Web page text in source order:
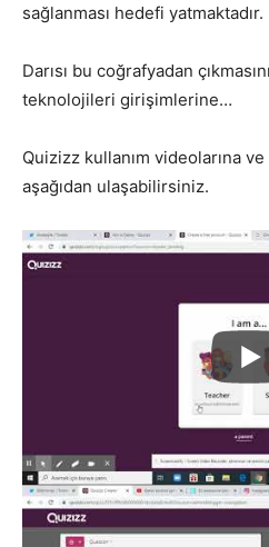
sağlanması hedefi yatmaktadır.
Darısı bu coğrafyadan
teknolojileri girişimlerine…
Quizizz kullanım videolarına ve
aşağıdan ulaşabilirsiniz.